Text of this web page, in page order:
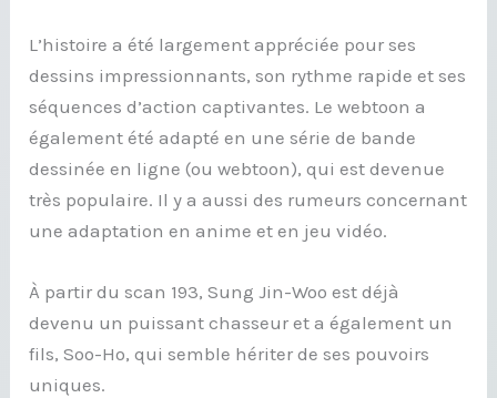
L’histoire a été largement appréciée pour ses
dessins impressionnants, son rythme rapide et ses
séquences d’action captivantes. Le webtoon a
également été adapté en une série de bande
dessinée en ligne (ou webtoon), qui est devenue
très populaire. Il y a aussi des rumeurs concernant
une adaptation en anime et en jeu vidéo.
À partir du scan 193, Sung Jin-Woo est déjà
devenu un puissant chasseur et a également un
fils, Soo-Ho, qui semble hériter de ses pouvoirs
uniques.